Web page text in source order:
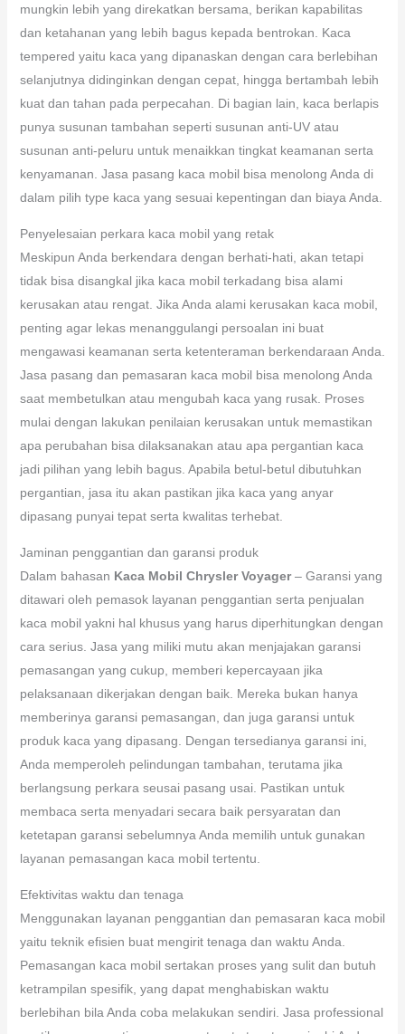
mungkin lebih yang direkatkan bersama, berikan kapabilitas
dan ketahanan yang lebih bagus kepada bentrokan. Kaca
tempered yaitu kaca yang dipanaskan dengan cara berlebihan
selanjutnya didinginkan dengan cepat, hingga bertambah lebih
kuat dan tahan pada perpecahan. Di bagian lain, kaca berlapis
punya susunan tambahan seperti susunan anti-UV atau
susunan anti-peluru untuk menaikkan tingkat keamanan serta
kenyamanan. Jasa pasang kaca mobil bisa menolong Anda di
dalam pilih type kaca yang sesuai kepentingan dan biaya Anda.
Penyelesaian perkara kaca mobil yang retak
Meskipun Anda berkendara dengan berhati-hati, akan tetapi
tidak bisa disangkal jika kaca mobil terkadang bisa alami
kerusakan atau rengat. Jika Anda alami kerusakan kaca mobil,
penting agar lekas menanggulangi persoalan ini buat
mengawasi keamanan serta ketenteraman berkendaraan Anda.
Jasa pasang dan pemasaran kaca mobil bisa menolong Anda
saat membetulkan atau mengubah kaca yang rusak. Proses
mulai dengan lakukan penilaian kerusakan untuk memastikan
apa perubahan bisa dilaksanakan atau apa pergantian kaca
jadi pilihan yang lebih bagus. Apabila betul-betul dibutuhkan
pergantian, jasa itu akan pastikan jika kaca yang anyar
dipasang punyai tepat serta kwalitas terhebat.
Jaminan penggantian dan garansi produk
Dalam bahasan Kaca Mobil Chrysler Voyager– Garansi yang
ditawari oleh pemasok layanan penggantian serta penjualan
kaca mobil yakni hal khusus yang harus diperhitungkan dengan
cara serius. Jasa yang miliki mutu akan menjajakan garansi
pemasangan yang cukup, memberi kepercayaan jika
pelaksanaan dikerjakan dengan baik. Mereka bukan hanya
memberinya garansi pemasangan, dan juga garansi untuk
produk kaca yang dipasang. Dengan tersedianya garansi ini,
Anda memperoleh pelindungan tambahan, terutama jika
berlangsung perkara seusai pasang usai. Pastikan untuk
membaca serta menyadari secara baik persyaratan dan
ketetapan garansi sebelumnya Anda memilih untuk gunakan
layanan pemasangan kaca mobil tertentu.
Efektivitas waktu dan tenaga
Menggunakan layanan penggantian dan pemasaran kaca mobil
yaitu teknik efisien buat mengirit tenaga dan waktu Anda.
Pemasangan kaca mobil sertakan proses yang sulit dan butuh
ketrampilan spesifik, yang dapat menghabiskan waktu
berlebihan bila Anda coba melakukan sendiri. Jasa professional